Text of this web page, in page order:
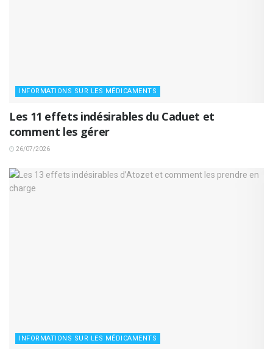
INFORMATIONS SUR LES MÉDICAMENTS
Les 11 effets indésirables du Caduet et
comment les gérer
26/07/2026
INFORMATIONS SUR LES MÉDICAMENTS